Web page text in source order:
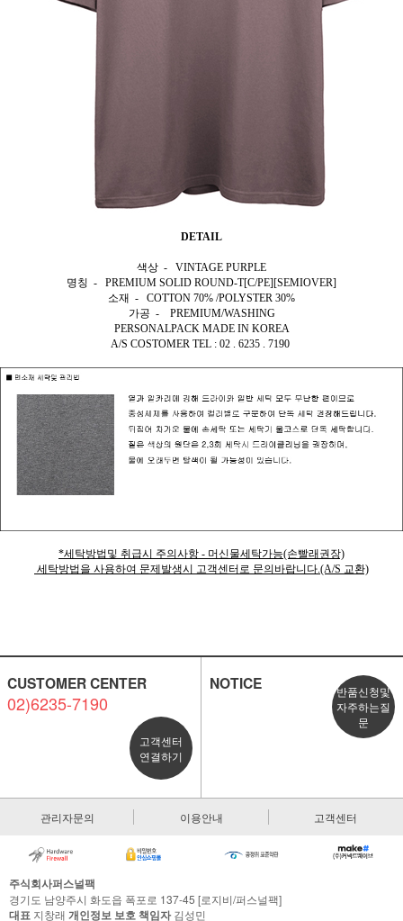
DETAIL
색상 - VINTAGE PURPLE
명칭 - PREMIUM SOLID ROUND-T[C/PE][SEMIOVER]
소재 - COTTON 70% /POLYSTER 30%
가공 - PREMIUM/WASHING
PERSONALPACK MADE IN KOREA
A/S COSTOMER TEL : 02 . 6235 . 7190
*세탁방법및 취급시 주의사항 - 머신물세탁가능(손빨래권장)
세탁방법을 사용하여 문제발생시 고객센터로 문의바랍니다.(A/S 교환)
CUSTOMER CENTER
02)6235-7190
고객센터
연결하기
NOTICE
반품신청및
자주하는질
문
관리자문의 이용안내 고객센터
주식회사퍼스널팩
경기도 남양주시 화도읍 폭포로 137-45 [로지비/퍼스널팩]
대표 지창래 개인정보 보호 책임자김성민